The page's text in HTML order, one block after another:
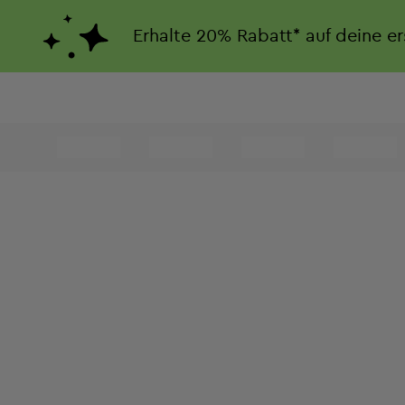
Erhalte 20% Rabatt* auf deine